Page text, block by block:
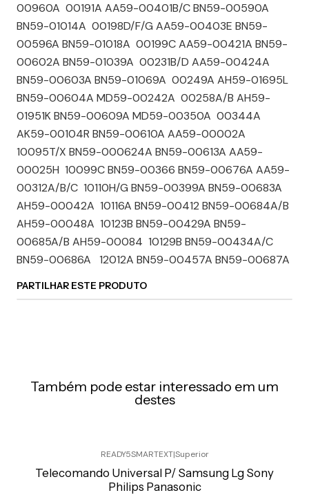
00960A 00191A AA59-00401B/C BN59-00590A
BN59-01014A 00198D/F/G AA59-00403E BN59-
00596A BN59-01018A 00199C AA59-00421A BN59-
00602A BN59-01039A 00231B/D AA59-00424A
BN59-00603A BN59-01069A 00249A AH59-01695L
BN59-00604A MD59-00242A 00258A/B AH59-
01951K BN59-00609A MD59-00350A 00344A
AK59-00104R BN59-00610A AA59-00002A
10095T/X BN59-000624A BN59-00613A AA59-
00025H 10099C BN59-00366 BN59-00676A AA59-
00312A/B/C 10110H/G BN59-00399A BN59-00683A
AH59-00042A 10116A BN59-00412 BN59-00684A/B
AH59-00048A 10123B BN59-00429A BN59-
00685A/B AH59-00084 10129B BN59-00434A/C
BN59-00686A 12012A BN59-00457A BN59-00687A
PARTILHAR ESTE PRODUTO
Também pode estar interessado em um
destes
READY5SMARTEXT|Superior
Telecomando Universal P/ Samsung Lg Sony
Philips Panasonic